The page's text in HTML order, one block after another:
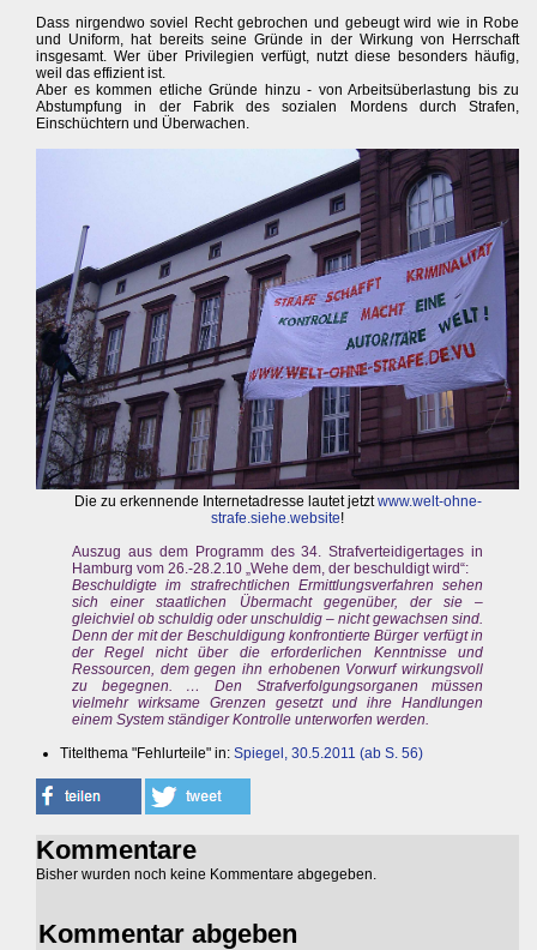
Dass nirgendwo soviel Recht gebrochen und gebeugt wird wie in Robe
und Uniform, hat bereits seine Gründe in der Wirkung von Herrschaft
insgesamt. Wer über Privilegien verfügt, nutzt diese besonders häufig,
weil das effizient ist.
Aber es kommen etliche Gründe hinzu - von Arbeitsüberlastung bis zu
Abstumpfung in der Fabrik des sozialen Mordens durch Strafen,
Einschüchtern und Überwachen.
Die zu erkennende Internetadresse lautet jetztwww.welt-ohne-
strafe.siehe.website!
Auszug aus dem Programm des 34. Strafverteidigertages in
Hamburg vom 26.-28.2.10 „Wehe dem, der beschuldigt wird“:
Beschuldigte im strafrechtlichen Ermittlungsverfahren sehen
sich einer staatlichen Übermacht gegenüber, der sie –
gleichviel ob schuldig oder unschuldig – nicht gewachsen sind.
Denn der mit der Beschuldigung konfrontierte Bürger verfügt in
der Regel nicht über die erforderlichen Kenntnisse und
Ressourcen, dem gegen ihn erhobenen Vorwurf wirkungsvoll
zu begegnen. … Den Strafverfolgungsorganen müssen
vielmehr wirksame Grenzen gesetzt und ihre Handlungen
einem System ständiger Kontrolle unterworfen werden.
Titelthema "Fehlurteile" in: Spiegel, 30.5.2011 (ab S. 56)
Kommentare
Bisher wurden noch keine Kommentare abgegeben.
Kommentar abgeben